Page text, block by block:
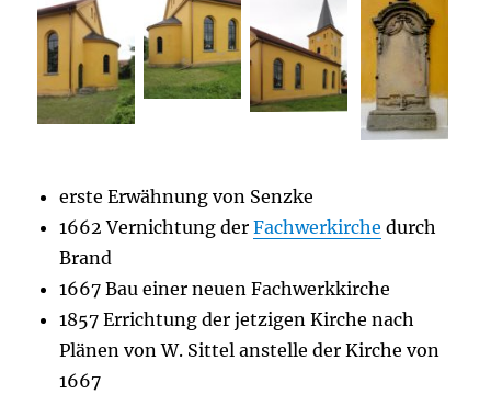
erste Erwähnung von Senzke
1662 Vernichtung derFachwerkirche durch
Brand
1667 Bau einer neuen Fachwerkkirche
1857 Errichtung der jetzigen Kirche nach
Plänen von W. Sittel anstelle der Kirche von
1667